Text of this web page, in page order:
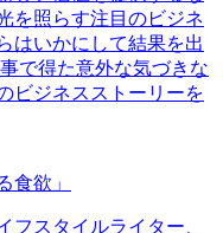
を照らす注目のビジネ
はいかにして結果を出
で得た意外な気づきな
ビジネスストーリーを
食欲」
フスタイルライター、